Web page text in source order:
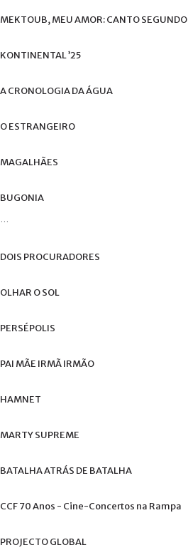
MEKTOUB,MEUAMOR:CANTOSEGUNDO
KONTINENTAL’25
ACRONOLOGIADAÁGUA
OESTRANGEIRO
MAGALHÃES
BUGONIA
...
DOIS PROCURADORES
OLHAR OSOL
PERSÉPOLIS
PAI MÃE IRMÃIRMÃO
HAMNET
MARTYSUPREME
BATALHAATRÁS DE BATALHA
CCF70Anos - Cine-Concertos na Rampa
PROJECTOGLOBAL